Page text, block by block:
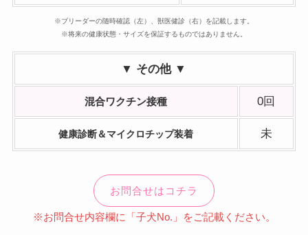
※ブリーダーの随時確認（左）、獣医健診（右）を記載します。
※将来の健康状態・サイズを保証するものではありません。
▼ その他 ▼
混合ワクチン接種 0回
健康診断＆マイクロチップ装着 未
お問合せはコチラ
※お問合せ内容欄に「子犬No.」をご記載ください。